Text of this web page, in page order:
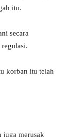
itu.
secara
korban itu telah
juga merusak